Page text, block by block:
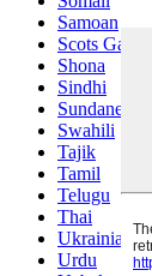
Samoan
Scots Gaelic
Shona
Sindhi
Sundanese
Swahili
Tajik
Tamil
Telugu
Thai
Ukrainian
Urdu